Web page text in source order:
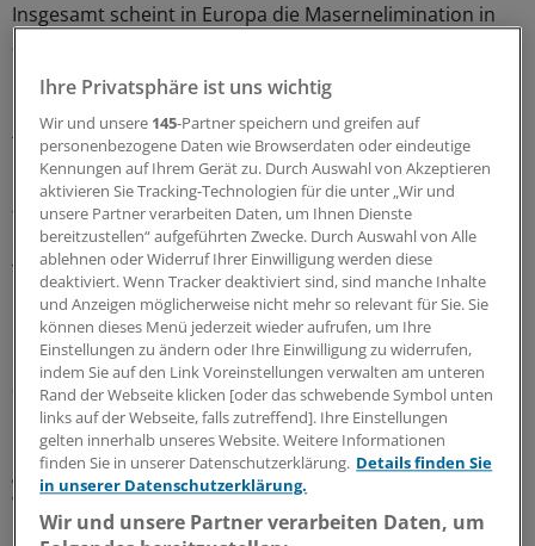
Insgesamt scheint in Europa die Masernelimination in
zwei Jahren unrealistisch, denn die Serie der Ausbrüche
registrierten Erkrankungen und 35 Toten
Fallzahlen seit Jahren.
Nach Rumänien, Italien, der Ukraine und Griechenland
trifft es jetzt Serbien hart. Seit Oktober 2017 wurden
dort landesweit mehr als 4500 Erkrankungen und 13
Todesfälle gemeldet.
Sowohl in Deutschland als auch in den meisten
europäischen Ländern treten Masern inzwischen vor
allem bei Jugendlichen und jungen Erwachsenen auf.
Für das Eliminationsziel müssten daher besonders die
großen Impflücken in diesen Altersgruppen geschlossen
werden. Dazu gibt es aber kaum Bemühungen.
Ihre Privatsphäre ist uns wichtig
Wir und unsere 145-Partner speichern und greifen auf
personenbezogene Daten wie Browserdaten oder eindeutige
Kennungen auf Ihrem Gerät zu. Durch Auswahl von Akzeptieren
aktivieren Sie Tracking-Technologien für die unter „Wir und
unsere Partner verarbeiten Daten, um Ihnen Dienste
bereitzustellen“ aufgeführten Zwecke. Durch Auswahl von Alle
ablehnen oder Widerruf Ihrer Einwilligung werden diese
deaktiviert. Wenn Tracker deaktiviert sind, sind manche Inhalte
und Anzeigen möglicherweise nicht mehr so relevant für Sie. Sie
können dieses Menü jederzeit wieder aufrufen, um Ihre
Einstellungen zu ändern oder Ihre Einwilligung zu widerrufen,
indem Sie auf den Link Voreinstellungen verwalten am unteren
Rand der Webseite klicken [oder das schwebende Symbol unten
links auf der Webseite, falls zutreffend]. Ihre Einstellungen
gelten innerhalb unseres Website. Weitere Informationen
finden Sie in unserer Datenschutzerklärung. Details finden Sie
in unserer Datenschutzerklärung.
Wir und unsere Partner verarbeiten Daten, um